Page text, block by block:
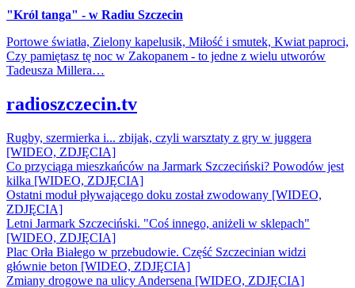
"Król tanga" - w Radiu Szczecin
Portowe światła, Zielony kapelusik, Miłość i smutek, Kwiat paproci,
Czy pamiętasz tę noc w Zakopanem - to jedne z wielu utworów
Tadeusza Millera…
radioszczecin.tv
Rugby, szermierka i... zbijak, czyli warsztaty z gry w juggera
[WIDEO, ZDJĘCIA]
Co przyciąga mieszkańców na Jarmark Szczeciński? Powodów jest
kilka [WIDEO, ZDJĘCIA]
Ostatni moduł pływającego doku został zwodowany [WIDEO,
ZDJĘCIA]
Letni Jarmark Szczeciński. "Coś innego, aniżeli w sklepach"
[WIDEO, ZDJĘCIA]
Plac Orła Białego w przebudowie. Część Szczecinian widzi
głównie beton [WIDEO, ZDJĘCIA]
Zmiany drogowe na ulicy Andersena [WIDEO, ZDJĘCIA]